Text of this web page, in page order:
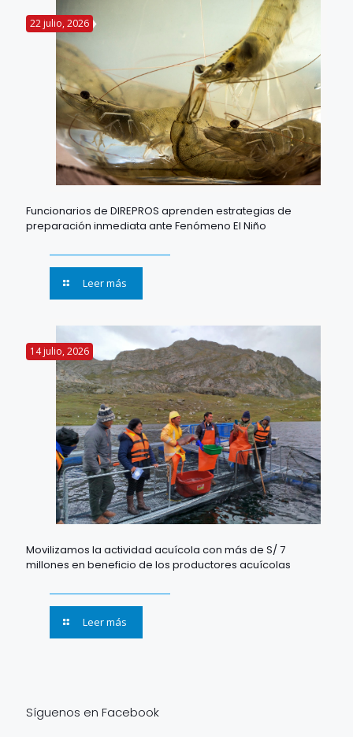
22 julio, 2026
Funcionarios de DIREPROS aprenden estrategias de
preparación inmediata ante Fenómeno El Niño
Leer más
14 julio, 2026
Movilizamos la actividad acuícola con más de S/ 7
millones en beneficio de los productores acuícolas
Leer más
Síguenos en Facebook